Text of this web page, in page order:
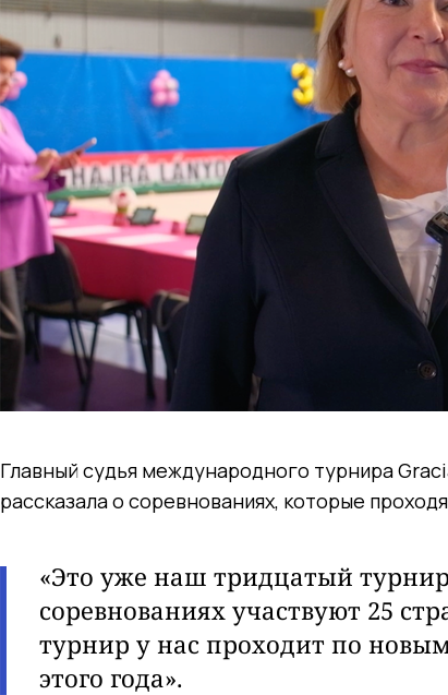
Главный судья международного турнира
рассказала о соревнованиях, которые
«Это уже наш тридцатый
соревнованиях участвуют 25
турнир у нас проходит по
этого года».